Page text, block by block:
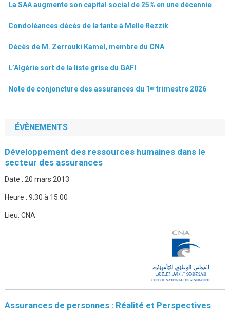
La SAA augmente son capital social de 25% en une décennie
Condoléances décès de la tante à Melle Rezzik
Décès de M. Zerrouki Kamel, membre du CNA
L’Algérie sort de la liste grise du GAFI
Note de conjoncture des assurances du 1ᵉʳ trimestre 2026
ÉVÈNEMENTS
Développement des ressources humaines dans le
secteur des assurances
Date : 20 mars 2013
Heure : 9:30 à 15:00
Lieu: CNA
Assurances de personnes : Réalité et Perspectives